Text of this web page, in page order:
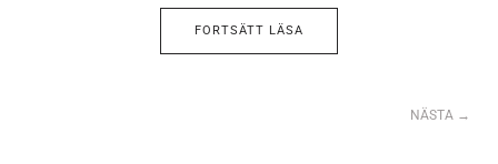
FORTSÄTT LÄSA
NÄSTA →